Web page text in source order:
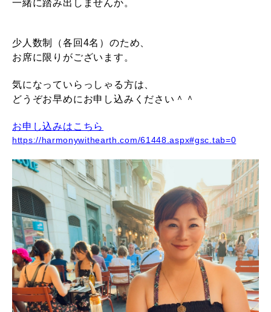
一緒に踏み出しませんか。
少人数制（各回4名）のため、
お席に限りがございます。
気になっていらっしゃる方は、
どうぞお早めにお申し込みください＾＾
お申し込みはこちら
https://harmonywithearth.com/61448.aspx#gsc.tab=0